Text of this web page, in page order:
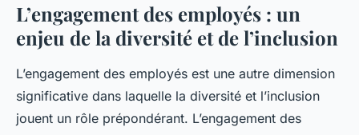
L’engagement des employés : un
enjeu de la diversité et de l’inclusion
L’engagement des employés est une autre dimension
significative dans laquelle la diversité et l’inclusion
jouent un rôle prépondérant. L’engagement des